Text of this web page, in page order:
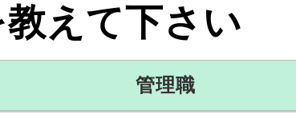
身体的
えて下さい
管理職